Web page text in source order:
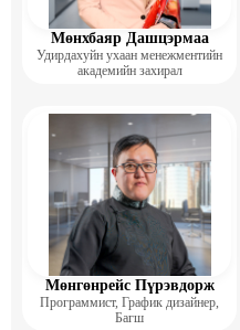
Мөнхбаяр Дашцэрмаа
Удирдахуйн ухаан менежментийн
академийн захирал
Мөнгөнрейс Пүрэвдорж
Программист, График дизайнер,
Багш